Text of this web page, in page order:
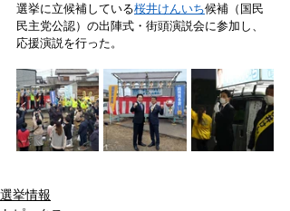
選挙に立候補している桜井けんいち候補（国民
民主党公認）の出陣式・街頭演説会に参加し、
応援演説を行った。
選挙情報